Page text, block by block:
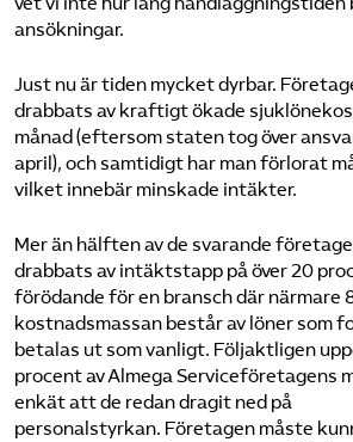
ansökningar.
Just nu är tiden mycket dyrbar.
drabbats av kraftigt ökade
månad (eftersom staten tog över
april), och samtidigt har manförlorat
vilket innebär minskade intäkter.
Mer än hälften av de svarande
drabbats av intäktstapp på över 20
förödande för en bransch där närmare
kostnadsmassan består av löner som
betalas ut som vanligt. Följaktligen
procent av Almega Serviceföretagens
enkät att de redan dragit ned på
personalstyrkan. Företagen måste